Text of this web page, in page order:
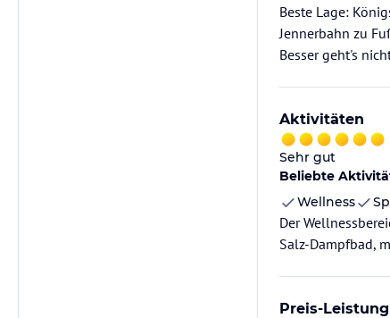
Beste Lage:
Jennerbahn zu
Besser geht's
Aktivitäten
Sehr gut
Beliebte
Wellness
Der
Salz-Dampfbad,
Preis-Leistung